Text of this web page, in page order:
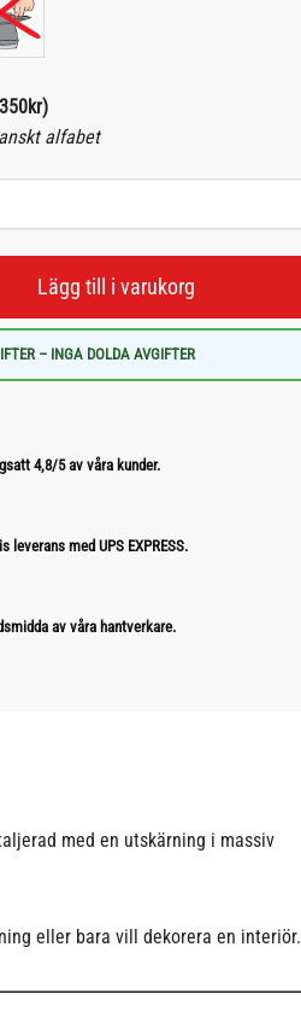
kr)
alfabet
Lägg till i varukorg
– INGA DOLDA AVGIFTER
4,8/5 av våra kunder.
leverans med UPS EXPRESS.
av våra hantverkare.
med en utskärning i massiv
eller bara vill dekorera en interiör.